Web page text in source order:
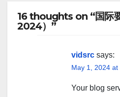
16 thoughts on “国际
2024）”
vidsrc says:
May 1, 2024 at
Your blog